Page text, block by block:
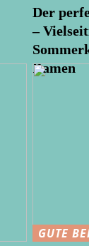
Der
–
Damen
GUTE